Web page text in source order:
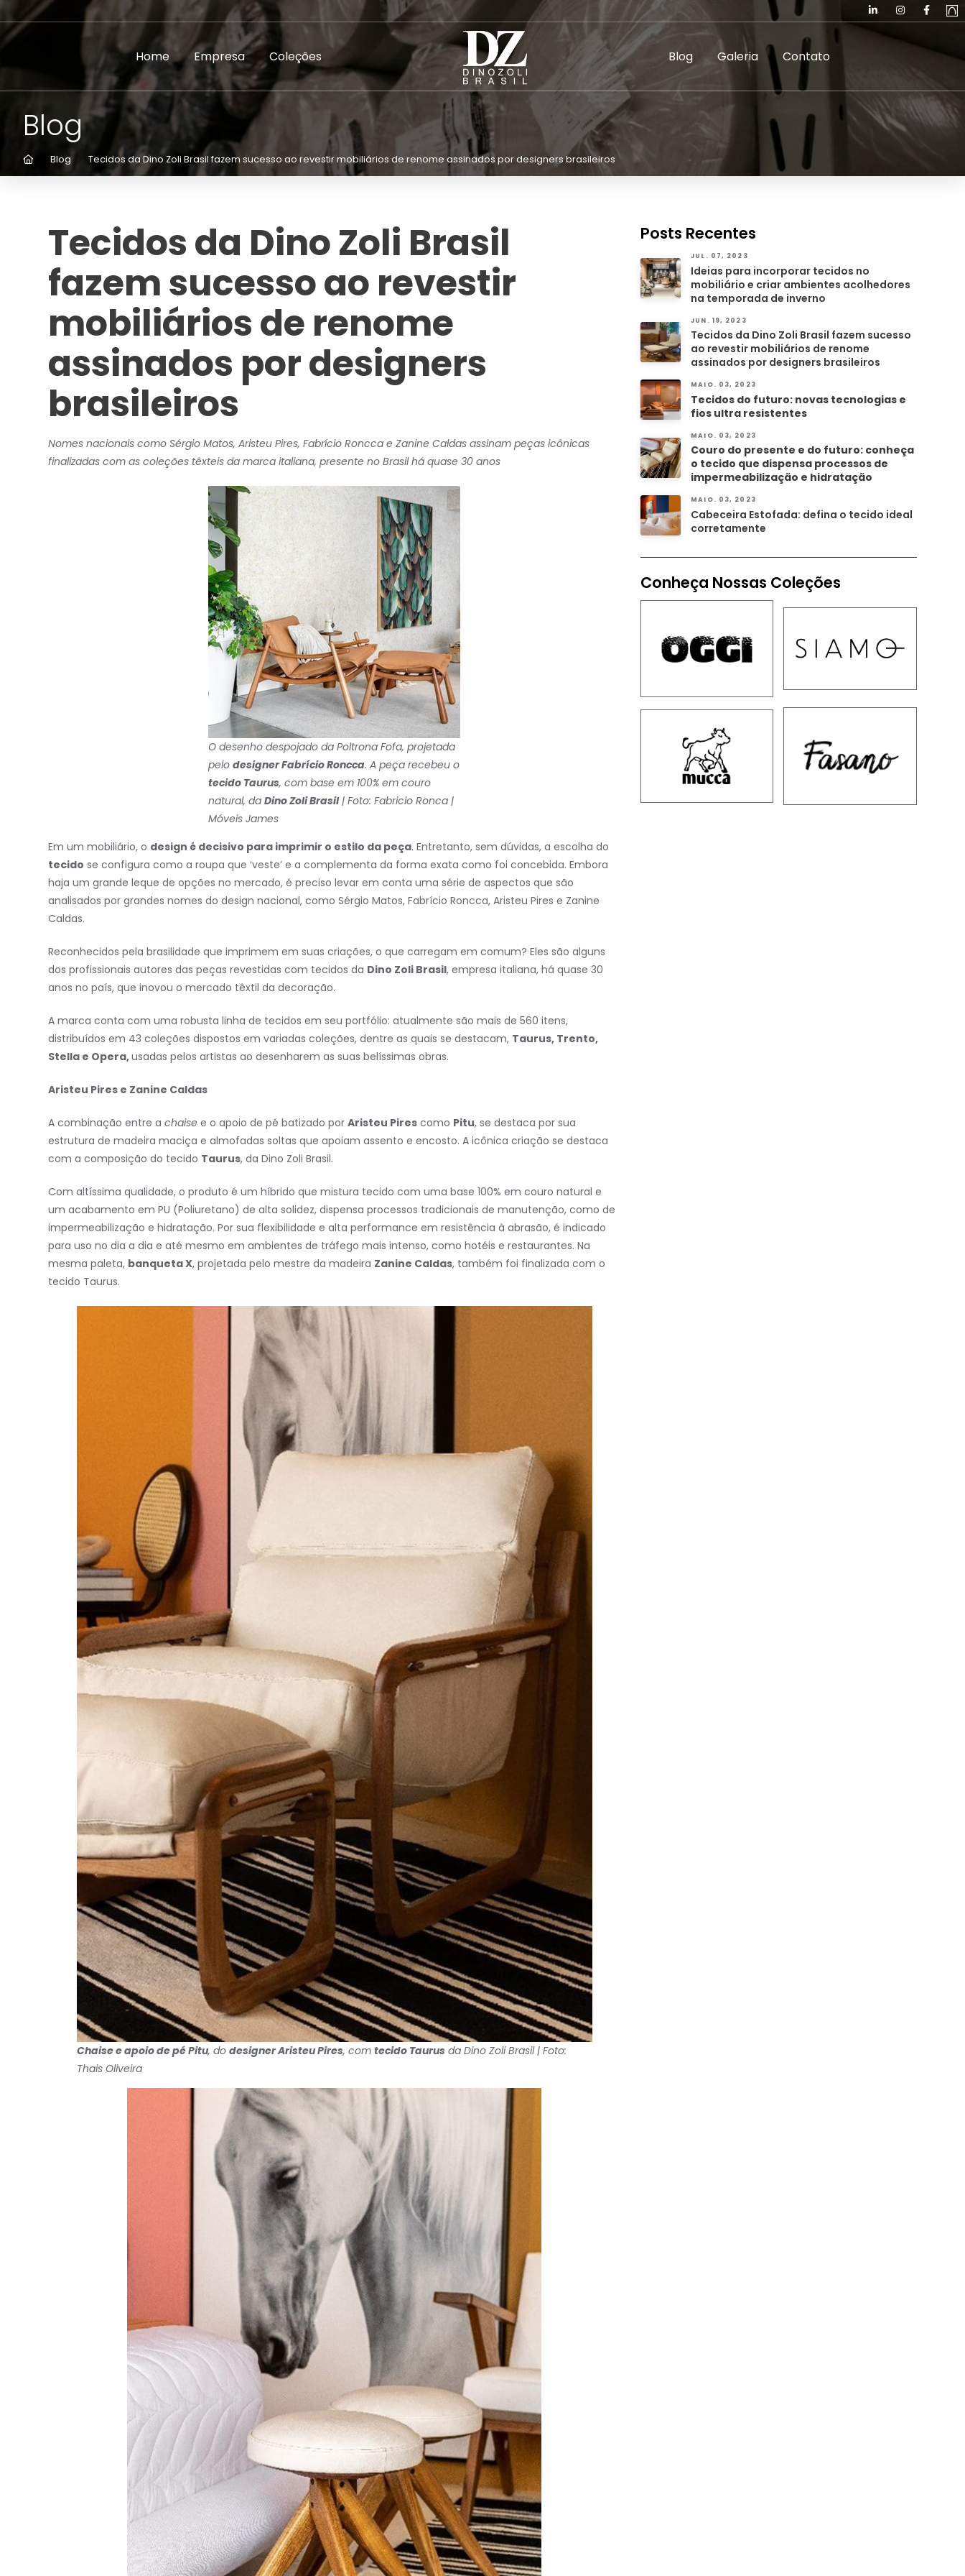
Home Empresa Coleções Blog Galeria Contato
Blog
HomeBlog Tecidos da Dino Zoli Brasil fazem sucesso ao revestir mobiliários de renome assinados por designers brasileiros
Tecidos da Dino Zoli Brasil
fazem sucesso ao revestir
mobiliários de renome
assinados por designers
brasileiros
Nomes nacionais como Sérgio Matos, Aristeu Pires, Fabrício Roncca e Zanine Caldas assinam peças icônicas
finalizadas com as coleções têxteis da marca italiana, presente no Brasil há quase 30 anos
O desenho despojado da Poltrona Fofa, projetada
pelodesigner Fabrício Roncca. A peça recebeu o
tecido Taurus, com base em 100% em couro
natural, daDino Zoli Brasil| Foto: Fabricio Ronca |
Móveis James
Em um mobiliário, o design é decisivo para imprimir o estilo da peça. Entretanto, sem dúvidas, a escolha do
tecido se configura como a roupa que ‘veste’ e a complementa da forma exata como foi concebida. Embora
haja um grande leque de opções no mercado, é preciso levar em conta uma série de aspectos que são
analisados por grandes nomes do design nacional, como Sérgio Matos, Fabrício Roncca, Aristeu Pires e Zanine
Caldas.
Reconhecidos pela brasilidade que imprimem em suas criações, o que carregam em comum? Eles são alguns
dos profissionais autores das peças revestidas com tecidos da Dino Zoli Brasil, empresa italiana, há quase 30
anos no país, que inovou o mercado têxtil da decoração.
A marca conta com uma robusta linha de tecidos em seu portfólio: atualmente são mais de 560 itens,
distribuídos em 43 coleções dispostos em variadas coleções, dentre as quais se destacam, Taurus, Trento,
Stella e Opera,usadas pelos artistas ao desenharem as suas belíssimas obras.
Aristeu Pires e Zanine Caldas
A combinação entre achaise e o apoio de pé batizado porAristeu Pires como Pitu, se destaca por sua
estrutura de madeira maciça e almofadas soltas que apoiam assento e encosto. A icônica criação se destaca
com a composição do tecido Taurus, da Dino Zoli Brasil.
Com altíssima qualidade, o produto é um híbrido que mistura tecido com uma base 100% em couro natural e
um acabamento em PU (Poliuretano) de alta solidez, dispensa processos tradicionais de manutenção, como de
impermeabilização e hidratação. Por sua flexibilidade e alta performance em resistência à abrasão, é indicado
para uso no dia a dia e até mesmo em ambientes de tráfego mais intenso, como hotéis e restaurantes. Na
mesma paleta, banqueta X, projetada pelo mestre da madeira Zanine Caldas, também foi finalizada com o
tecido Taurus.
Chaise e apoio de pé Pitu, do designer Aristeu Pires, com tecido Taurus da Dino Zoli Brasil | Foto:
Thais Oliveira
Posts Recentes
JUL. 07, 2023
Ideias para incorporar tecidos no
mobiliário e criar ambientes acolhedores
na temporada de inverno
JUN. 19, 2023
Tecidos da Dino Zoli Brasil fazem sucesso
ao revestir mobiliários de renome
assinados por designers brasileiros
MAIO. 03, 2023
Tecidos do futuro: novas tecnologias e
fios ultra resistentes
MAIO. 03, 2023
Couro do presente e do futuro: conheça
o tecido que dispensa processos de
impermeabilização e hidratação
MAIO. 03, 2023
Cabeceira Estofada: defina o tecido ideal
corretamente
Conheça Nossas Coleções